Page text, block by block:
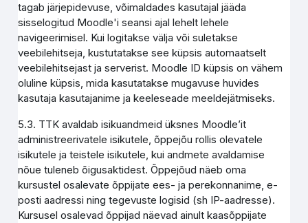
tagab järjepidevuse, võimaldades kasutajal jääda
sisselogitud Moodle'i seansi ajal lehelt lehele
navigeerimisel. Kui logitakse välja või suletakse
veebilehitseja, kustutatakse see küpsis automaatselt
veebilehitsejast ja serverist. Moodle ID küpsis on vähem
oluline küpsis, mida kasutatakse mugavuse huvides
kasutaja kasutajanime ja keeleseade meeldejätmiseks.
5.3. TTK avaldab isikuandmeid üksnes Moodle’it
administreerivatele isikutele, õppejõu rollis olevatele
isikutele ja teistele isikutele, kui andmete avaldamise
nõue tuleneb õigusaktidest. Õppejõud näeb oma
kursustel osalevate õppijate ees- ja perekonnanime, e-
posti aadressi ning tegevuste logisid (sh IP-aadresse).
Kursusel osalevad õppijad näevad ainult kaasõppijate